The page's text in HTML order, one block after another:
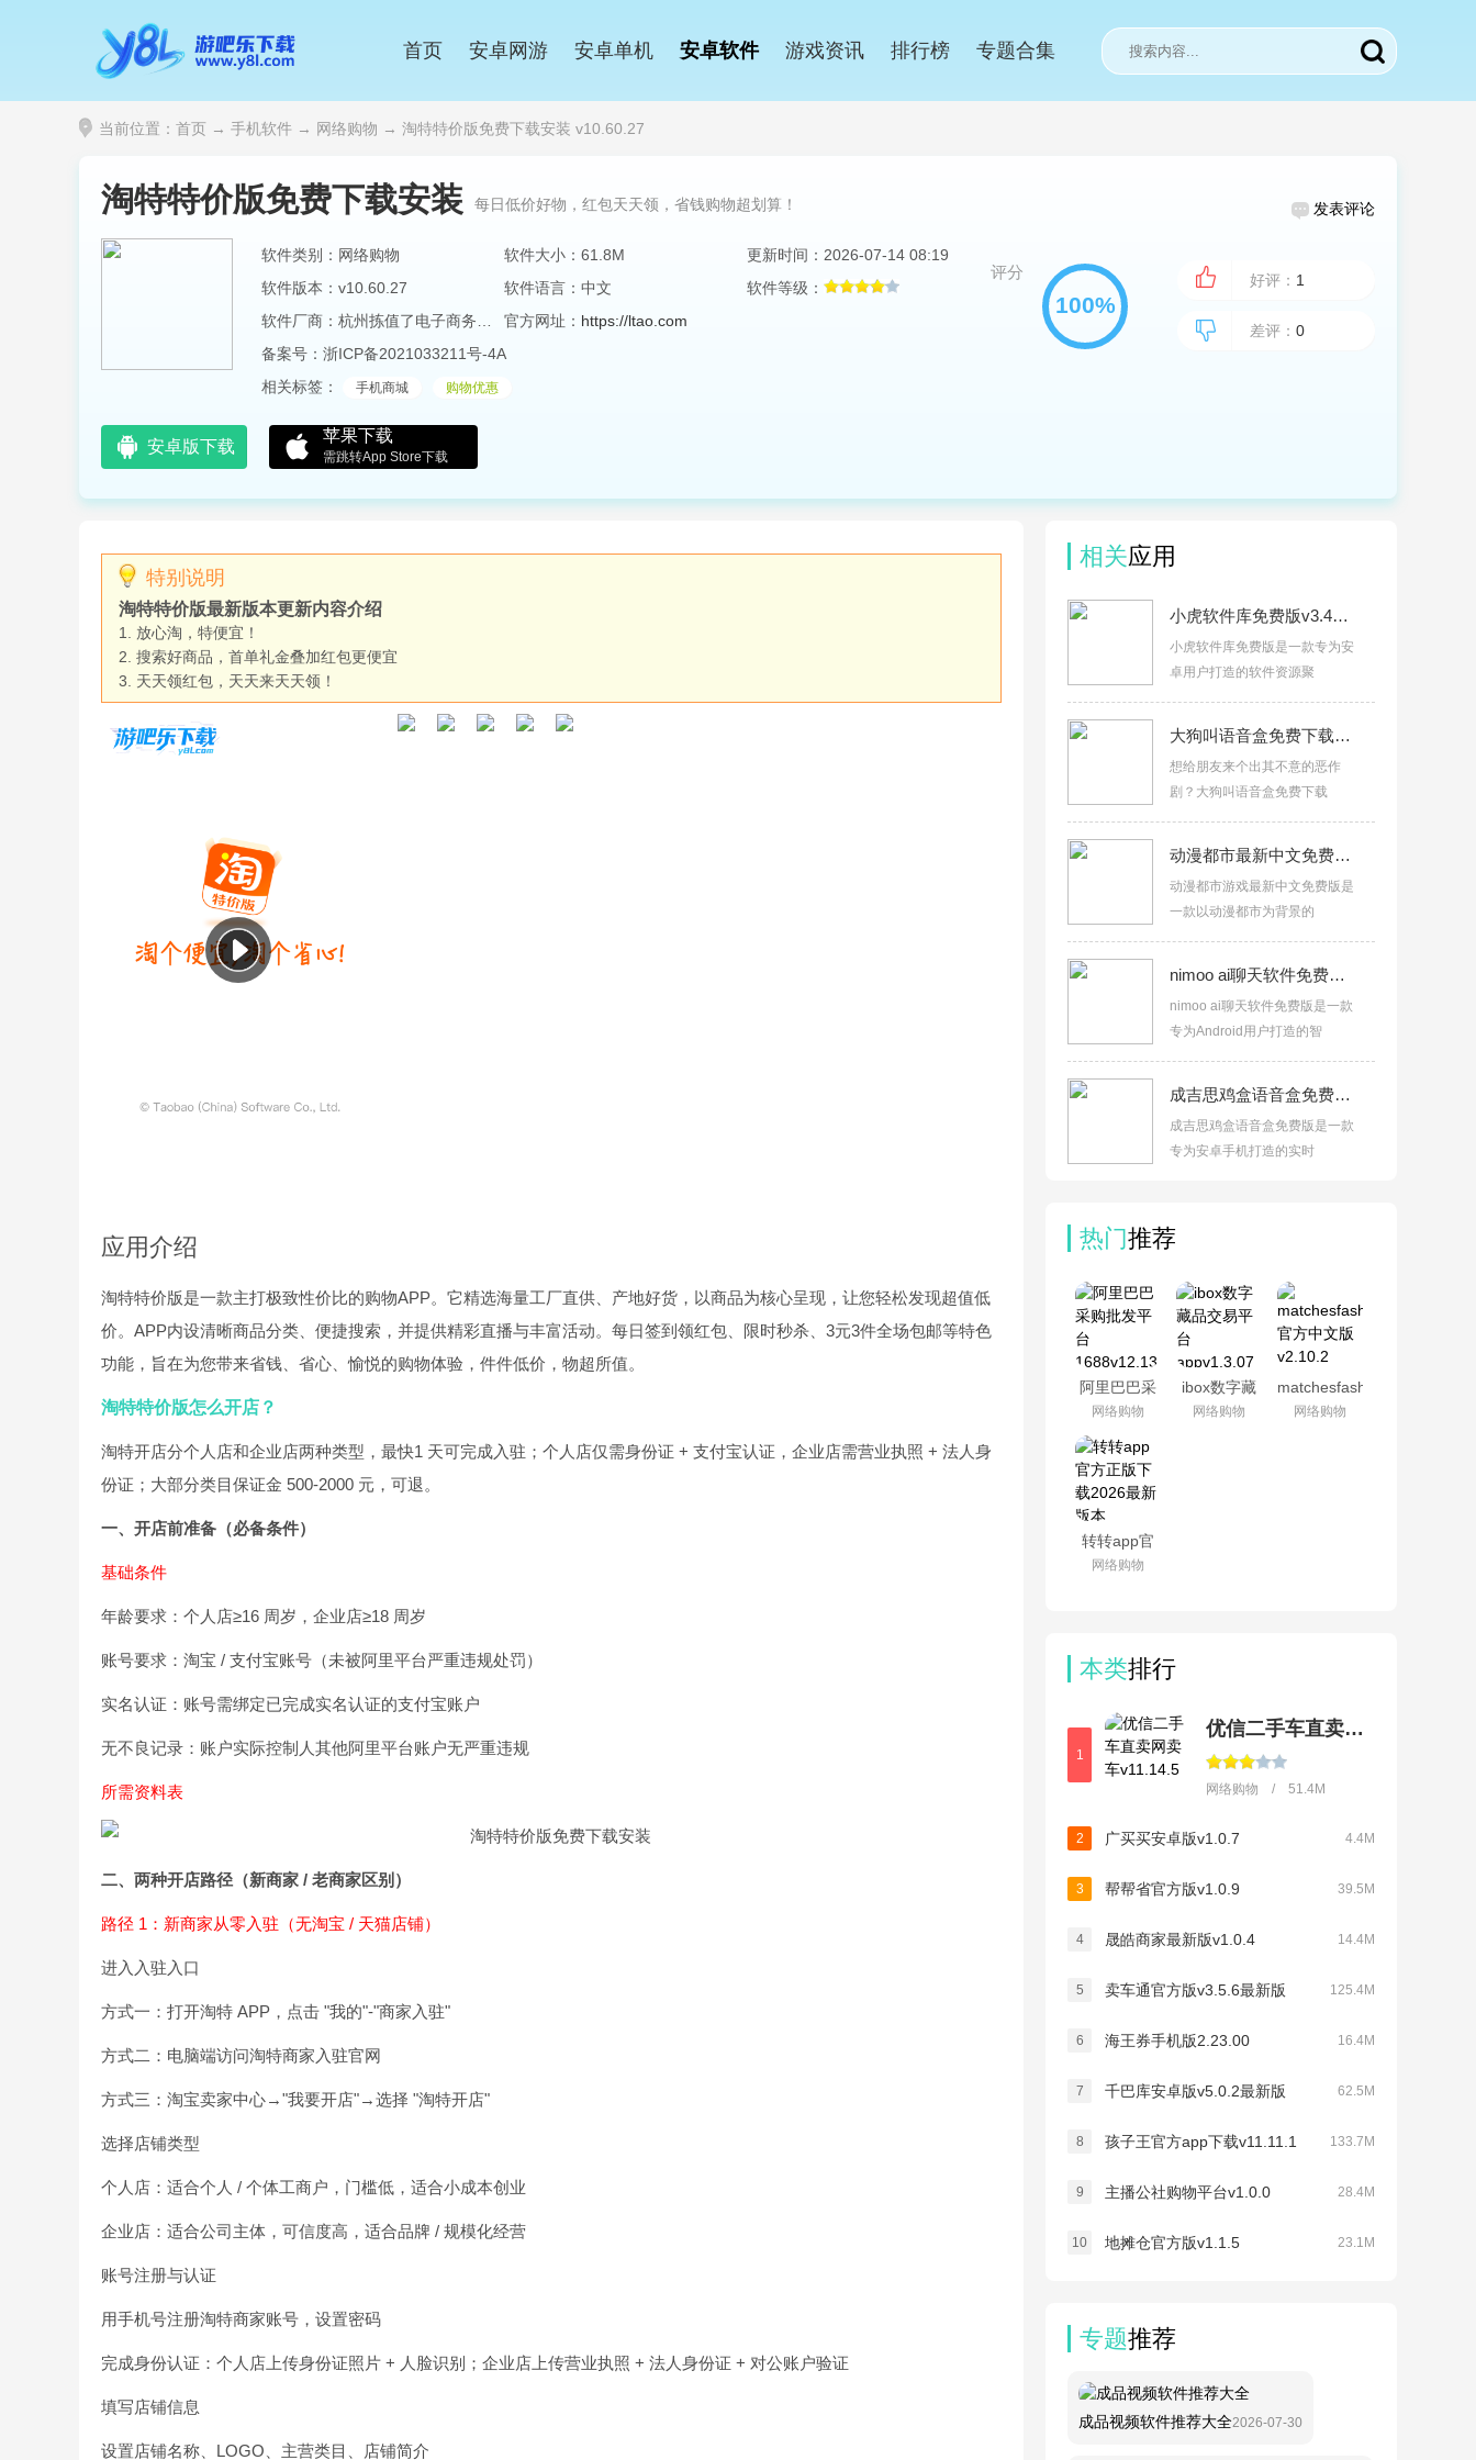
首页 安卓网游 安卓单机 安卓软件 游戏资讯 排行榜 专题合集
当前位置： 首页 → 手机软件 → 网络购物 → 淘特特价版免费下载安装 v10.60.27
淘特特价版免费下载安装 每日低价好物，红包天天领，省钱购物超划算！ 发表评论
软件类别：网络购物 软件大小：61.8M
更新时间：2026-07-14 08:19
软件版本：v10.60.27
软件语言：中文
软件等级：
官方网址： https://ltao.com
备案号： 浙ICP备2021033211号-4A
相关标签：
手机商城 购物优惠
评分 好评： 1
差评： 0
安卓版下载
苹果下载
需跳转App Store下载
淘特特价版最新版本更新内容介绍
1. 放心淘，特便宜！
2. 搜索好商品，首单礼金叠加红包更便宜
3. 天天领红包，天天来天天领！
特别说明
应用介绍
淘特特价版是一款主打极致性价比的购物APP。它精选海量工厂直供、产地好货，以商品为核心呈现，让您轻松发现超值低
价。APP内设清晰商品分类、便捷搜索，并提供精彩直播与丰富活动。每日签到领红包、限时秒杀、3元3件全场包邮等特色
功能，旨在为您带来省钱、省心、愉悦的购物体验，件件低价，物超所值。
淘特特价版怎么开店？
淘特开店分个人店和企业店两种类型，最快1 天可完成入驻；个人店仅需身份证 + 支付宝认证，企业店需营业执照 + 法人身
份证；大部分类目保证金 500-2000 元，可退。
一、开店前准备（必备条件）
基础条件
年龄要求：个人店≥16 周岁，企业店≥18 周岁
账号要求：淘宝 / 支付宝账号（未被阿里平台严重违规处罚）
实名认证：账号需绑定已完成实名认证的支付宝账户
无不良记录：账户实际控制人其他阿里平台账户无严重违规
所需资料表
二、两种开店路径（新商家 / 老商家区别）
路径 1：新商家从零入驻（无淘宝 / 天猫店铺）
进入入驻入口
方式一：打开淘特 APP，点击 "我的"-"商家入驻"
方式二：电脑端访问淘特商家入驻官网
方式三：淘宝卖家中心→"我要开店"→选择 "淘特开店"
选择店铺类型
个人店：适合个人 / 个体工商户，门槛低，适合小成本创业
企业店：适合公司主体，可信度高，适合品牌 / 规模化经营
账号注册与认证
用手机号注册淘特商家账号，设置密码
完成身份认证：个人店上传身份证照片 + 人脸识别；企业店上传营业执照 + 法人身份证 + 对公账户验证
填写店铺信息
设置店铺名称、LOGO、主营类目、店铺简介
相关应用
小虎软件库免费版v3.4官方版
小虎软件库免费版是一款专为安
卓用户打造的软件资源聚
大狗叫语音盒免费下载appv1.03手机版
想给朋友来个出其不意的恶作
剧？大狗叫语音盒免费下载
动漫都市最新中文免费版v0.7手机版
动漫都市游戏最新中文免费版是
一款以动漫都市为背景的
nimoo ai聊天软件免费版v1.0.0手机版
nimoo ai聊天软件免费版是一款
专为Android用户打造的智
成吉思鸡盒语音盒免费版v1.2手机版
成吉思鸡盒语音盒免费版是一款
专为安卓手机打造的实时
热门推荐
阿里巴巴采
购批发平台
1688v12.13.0.0
网络购物
ibox数字藏
品交易平台
appv1.3.07
网络购物
matchesfashion
官方中文版
v2.10.2
网络购物
转转app官
方正版下载
2026最新版
网络购物
本类排行
1
优信二手车直卖网卖车
网络购物 / 51.4M
2 广买买安卓版v1.0.7 4.4M
3 帮帮省官方版v1.0.9 39.5M
4 晟皓商家最新版v1.0.4 14.4M
5 卖车通官方版v3.5.6最新版 125.4M
6 海王券手机版2.23.00 16.4M
7 千巴库安卓版v5.0.2最新版 62.5M
8 孩子王官方app下载v11.11.1 133.7M
9 主播公社购物平台v1.0.0 28.4M
10 地摊仓官方版v1.1.5 23.1M
专题推荐
成品视频软件推荐大全2026-07-30